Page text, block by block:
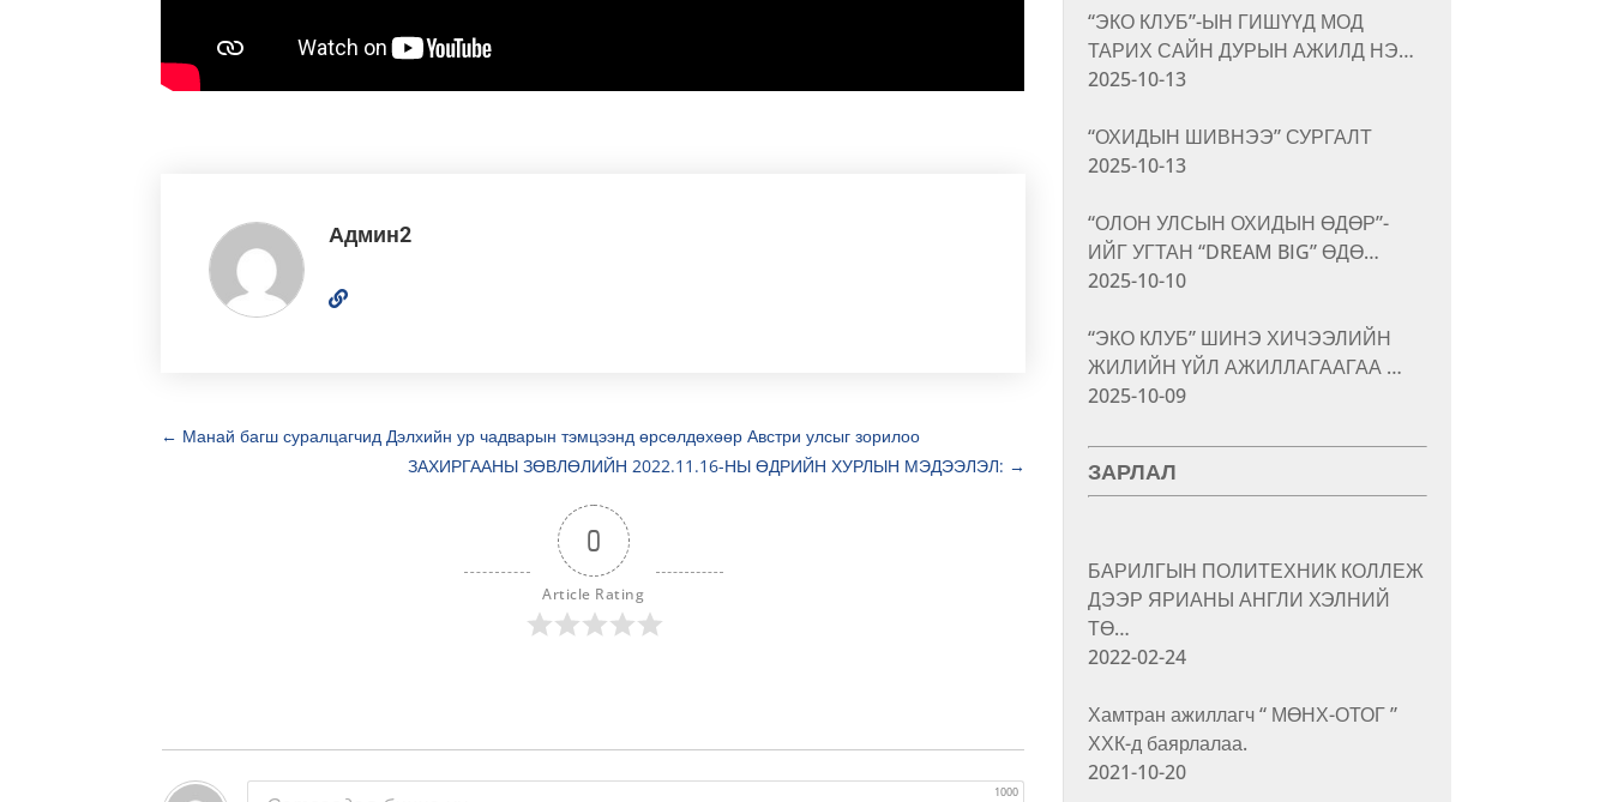
Админ2
← Манай багш суралцагчид Дэлхийн ур чадварын тэмцээнд өрсөлдөхөөр Австри улсыг зорилоо
ЗАХИРГААНЫ ЗӨВЛӨЛИЙН 2022.11.16-НЫ ӨДРИЙН ХУРЛЫН МЭДЭЭЛЭЛ: →
0
Article Rating
1000
“ЭКО КЛУБ”-ЫН ГИШҮҮД МОД
ТАРИХ САЙН ДУРЫН АЖИЛД НЭ…
2025-10-13
“ОХИДЫН ШИВНЭЭ” СУРГАЛТ
2025-10-13
“ОЛОН УЛСЫН ОХИДЫН ӨДӨР”-
ИЙГ УГТАН “DREAM BIG” ӨДӨ…
2025-10-10
“ЭКО КЛУБ” ШИНЭ ХИЧЭЭЛИЙН
ЖИЛИЙН ҮЙЛ АЖИЛЛАГААГАА …
2025-10-09
ЗАРЛАЛ
БАРИЛГЫН ПОЛИТЕХНИК КОЛЛЕЖ
ДЭЭР ЯРИАНЫ АНГЛИ ХЭЛНИЙ
ТӨ…
2022-02-24
Хамтран ажиллагч “ МӨНХ-ОТОГ ”
ХХК-д баярлалаа.
2021-10-20